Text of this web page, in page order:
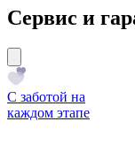
Сервис и
С заботой на
каждом этапе